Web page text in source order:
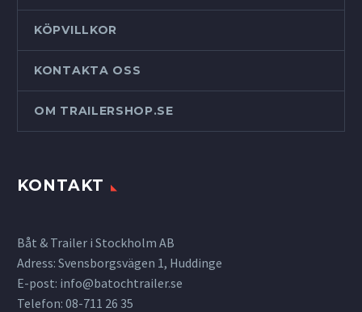
KÖPVILLKOR
KONTAKTA OSS
OM TRAILERSHOP.SE
KONTAKT
Båt & Trailer i Stockholm AB
Adress: Svensborgsvägen 1, Huddinge
E-post: info@batochtrailer.se
Telefon: 08-711 26 35